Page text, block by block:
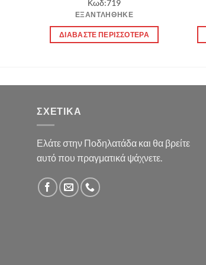
was:
4.90 €.είναι:
4.40 €.
Κωδ:719
ΕΞΑΝΤΛΉΘΗΚΕ
ΔΙΑΒΆΣΤΕ ΠΕΡΙΣΣΌΤΕΡΑ
ΣΧΕΤΙΚΆ
Ελάτε στην Ποδηλατάδα και θα βρείτε
αυτό που πραγματικά ψάχνετε.